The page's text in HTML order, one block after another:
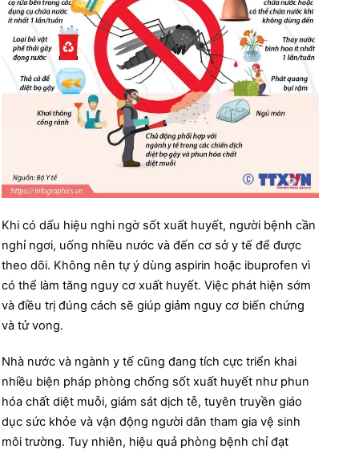
Khi có dấu hiệu nghi ngờ sốt xuất huyết, người bệnh cần
nghỉ ngơi, uống nhiều nước và đến cơ sở y tế để được
theo dõi. Không nên tự ý dùng aspirin hoặc ibuprofen vì
có thể làm tăng nguy cơ xuất huyết. Việc phát hiện sớm
và điều trị đúng cách sẽ giúp giảm nguy cơ biến chứng
và tử vong.
Nhà nước và ngành y tế cũng đang tích cực triển khai
nhiều biện pháp phòng chống sốt xuất huyết như phun
hóa chất diệt muỗi, giám sát dịch tễ, tuyên truyền giáo
dục sức khỏe và vận động người dân tham gia vệ sinh
môi trường. Tuy nhiên, hiệu quả phòng bệnh chỉ đạt